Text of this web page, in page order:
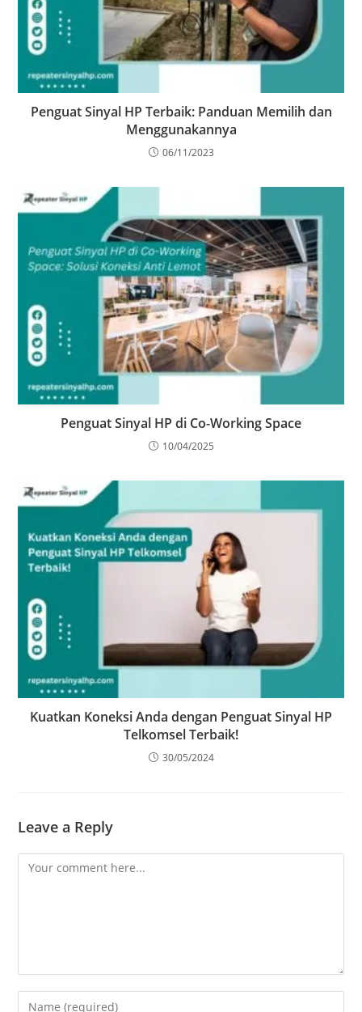
Penguat Sinyal HP Terbaik: Panduan Memilih dan
Menggunakannya
06/11/2023
Penguat Sinyal HP di Co-Working Space
10/04/2025
Kuatkan Koneksi Anda dengan Penguat Sinyal HP
Telkomsel Terbaik!
30/05/2024
Leave a Reply
Comment
Enter